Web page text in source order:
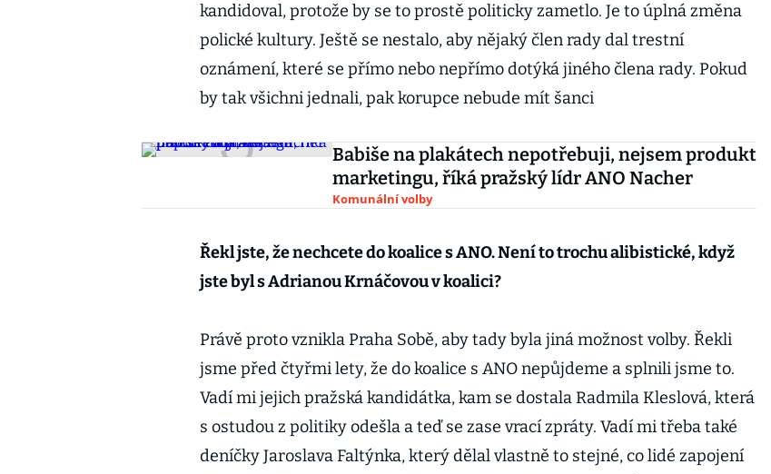
kandidoval, protože by se to prostě politicky zametlo. Je to úplná změna
polické kultury. Ještě se nestalo, aby nějaký člen rady dal trestní
oznámení, které se přímo nebo nepřímo dotýká jiného člena rady. Pokud
by tak všichni jednali, pak korupce nebude mít šanci
Babiše na plakátech nepotřebuji, nejsem produkt
marketingu, říká pražský lídr ANO Nacher
Komunální volby
Řekl jste, že nechcete do koalice s ANO. Není to trochu alibistické, když
jste byl s Adrianou Krnáčovou v koalici?
Právě proto vznikla Praha Sobě, aby tady byla jiná možnost volby. Řekli
jsme před čtyřmi lety, že do koalice s ANO nepůjdeme a splnili jsme to.
Vadí mi jejich pražská kandidátka, kam se dostala Radmila Kleslová, která
s ostudou z politiky odešla a teď se zase vrací zpráty. Vadí mi třeba také
deníčky Jaroslava Faltýnka, který dělal vlastně to stejné, co lidé zapojení